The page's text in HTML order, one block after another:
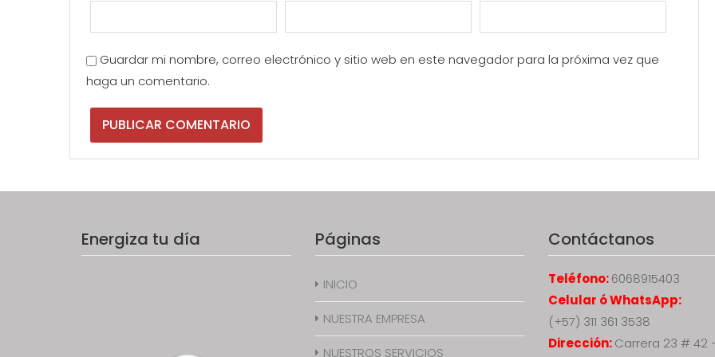
Guardar mi nombre, correo electrónico y sitio web en este navegador para la próxima vez que
haga un comentario.
Energiza tu día Páginas
INICIO
NUESTRA EMPRESA
NUESTROS SERVICIOS
Contáctanos
Teléfono:6068915403
Celular ó WhatsApp:
(+57) 311 361 3538
Dirección:Carrera 23 # 42